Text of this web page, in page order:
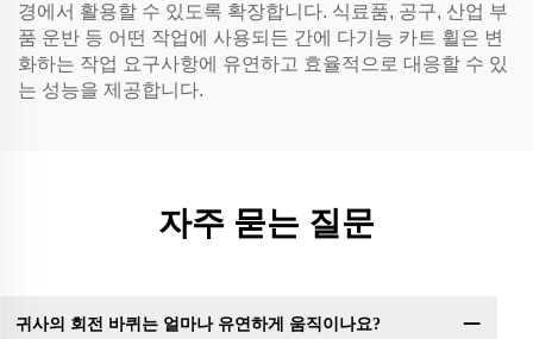
경에서 활용할 수 있도록 확장합니다. 식료품, 공구, 산업 부
품 운반 등 어떤 작업에 사용되든 간에 다기능 카트 휠은 변
화하는 작업 요구사항에 유연하고 효율적으로 대응할 수 있
는 성능을 제공합니다.
자주 묻는 질문
귀사의 회전 바퀴는 얼마나 유연하게 움직이나요?